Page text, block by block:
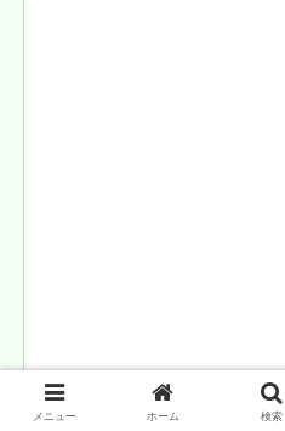
メニュー ホーム 検索